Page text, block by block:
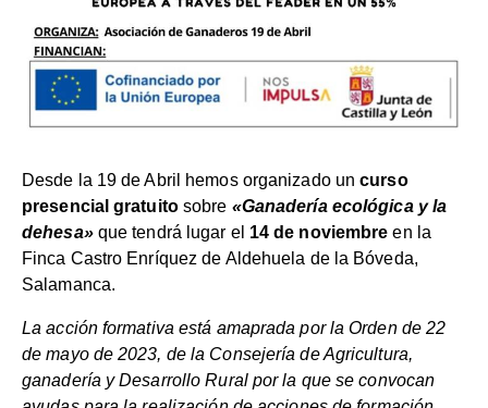
Desde la 19 de Abril hemos organizado uncurso
presencial gratuitosobre «Ganadería ecológica y la
dehesa»que tendrá lugar el 14 de noviembre en la
Finca Castro Enríquez de Aldehuela de la Bóveda,
Salamanca.
La acción formativa está amaprada por la Orden de 22
de mayo de 2023, de la Consejería de Agricultura,
ganadería y Desarrollo Rural por la que se convocan